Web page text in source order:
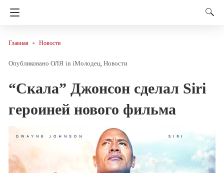
Главная Новости
ОЛЯ in iМолодец Новости
“Скала” Джонсон сделал Siri
героиней нового фильма